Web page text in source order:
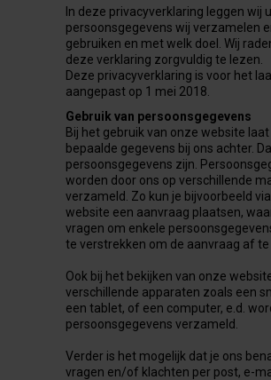
In deze privacyverklaring leggen wij
persoonsgegevens wij verzamelen
gebruiken en met welk doel. Wij
deze verklaring zorgvuldig te lezen.
Deze privacyverklaring is voor het
aangepast op 1 mei 2018.
Gebruik van persoonsgegevens
Bij het gebruik van onze website laat
bepaalde gegevens bij ons achter.
persoonsgegevens zijn.
worden door ons op verschillende
verzameld. Zo kun je bijvoorbeeld
website een aanvraag plaatsen,
vragen om enkele
te verstrekken om de aanvraag af te
Ook bij het bekijken van onze
verschillende apparaten zoals een
een tablet, of een computer, e.d.
persoonsgegevens verzameld.
Verder is het mogelijk dat je ons
vragen en/of klachten per post, e-